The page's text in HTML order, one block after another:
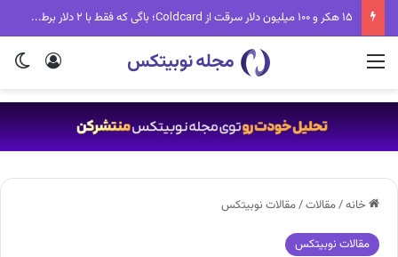
۱۵ هکر و ۱۰۰ میلیون دلار سرقت از Coldcard؛ باگی که فقط با ۲ دلار برطرف می‌شد
ورود منو
خانه/مقالات/مقالات نوبیتکس
مقالات نوبیتکس